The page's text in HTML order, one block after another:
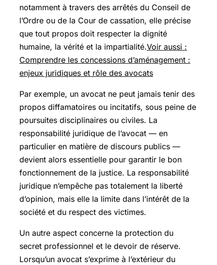
notamment à travers des arrêtés du Conseil de
l’Ordre ou de la Cour de cassation, elle précise
que tout propos doit respecter la dignité
humaine, la vérité et la impartialité.Voir aussi :
Comprendre les concessions d’aménagement :
enjeux juridiques et rôle des avocats
Par exemple, un avocat ne peut jamais tenir des
propos diffamatoires ou incitatifs, sous peine de
poursuites disciplinaires ou civiles. La
responsabilité juridique de l’avocat — en
particulier en matière de discours publics —
devient alors essentielle pour garantir le bon
fonctionnement de la justice. La responsabilité
juridique n’empêche pas totalement la liberté
d’opinion, mais elle la limite dans l’intérêt de la
société et du respect des victimes.
Un autre aspect concerne la protection du
secret professionnel et le devoir de réserve.
Lorsqu’un avocat s’exprime à l’extérieur du